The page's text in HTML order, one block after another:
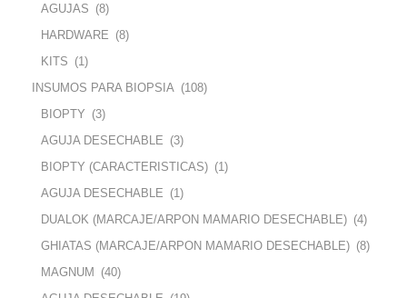
AGUJAS (8)
HARDWARE (8)
KITS (1)
INSUMOS PARA BIOPSIA (108)
BIOPTY (3)
AGUJA DESECHABLE (3)
BIOPTY (CARACTERISTICAS) (1)
AGUJA DESECHABLE (1)
DUALOK (MARCAJE/ARPON MAMARIO DESECHABLE) (4)
GHIATAS (MARCAJE/ARPON MAMARIO DESECHABLE) (8)
MAGNUM (40)